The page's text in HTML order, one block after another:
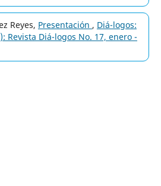
Reyes, Presentación , Diá-logos:
Revista Diá-logos No. 17, enero -